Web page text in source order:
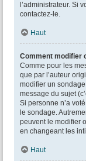
l’administrateur. Si
contactez-le.
Haut
Comment modifier
Comme pour les
que par l’auteur
modifier un
message du sujet
Si personne n’a
le sondage.
peuvent le modifier
en changeant les
Haut